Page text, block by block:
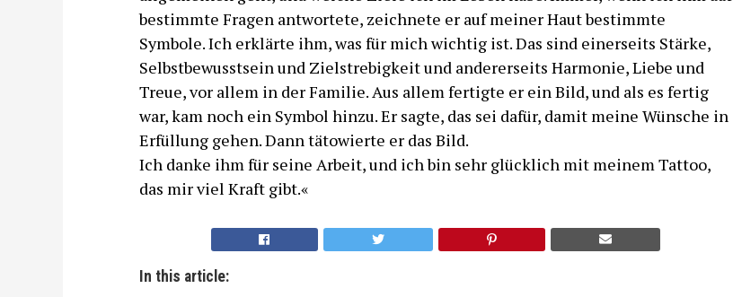
bestimmte Fragen antwortete, zeichnete er auf meiner Haut bestimmte
Symbole. Ich erklärte ihm, was für mich wichtig ist. Das sind einerseits Stärke,
Selbstbewusstsein und Zielstrebigkeit und andererseits Harmonie, Liebe und
Treue, vor allem in der Familie. Aus allem fertigte er ein Bild, und als es fertig
war, kam noch ein Symbol hinzu. Er sagte, das sei dafür, damit meine Wünsche in
Erfüllung gehen. Dann tätowierte er das Bild.
Ich danke ihm für seine Arbeit, und ich bin sehr glücklich mit meinem Tattoo,
das mir viel Kraft gibt.«
In this article: